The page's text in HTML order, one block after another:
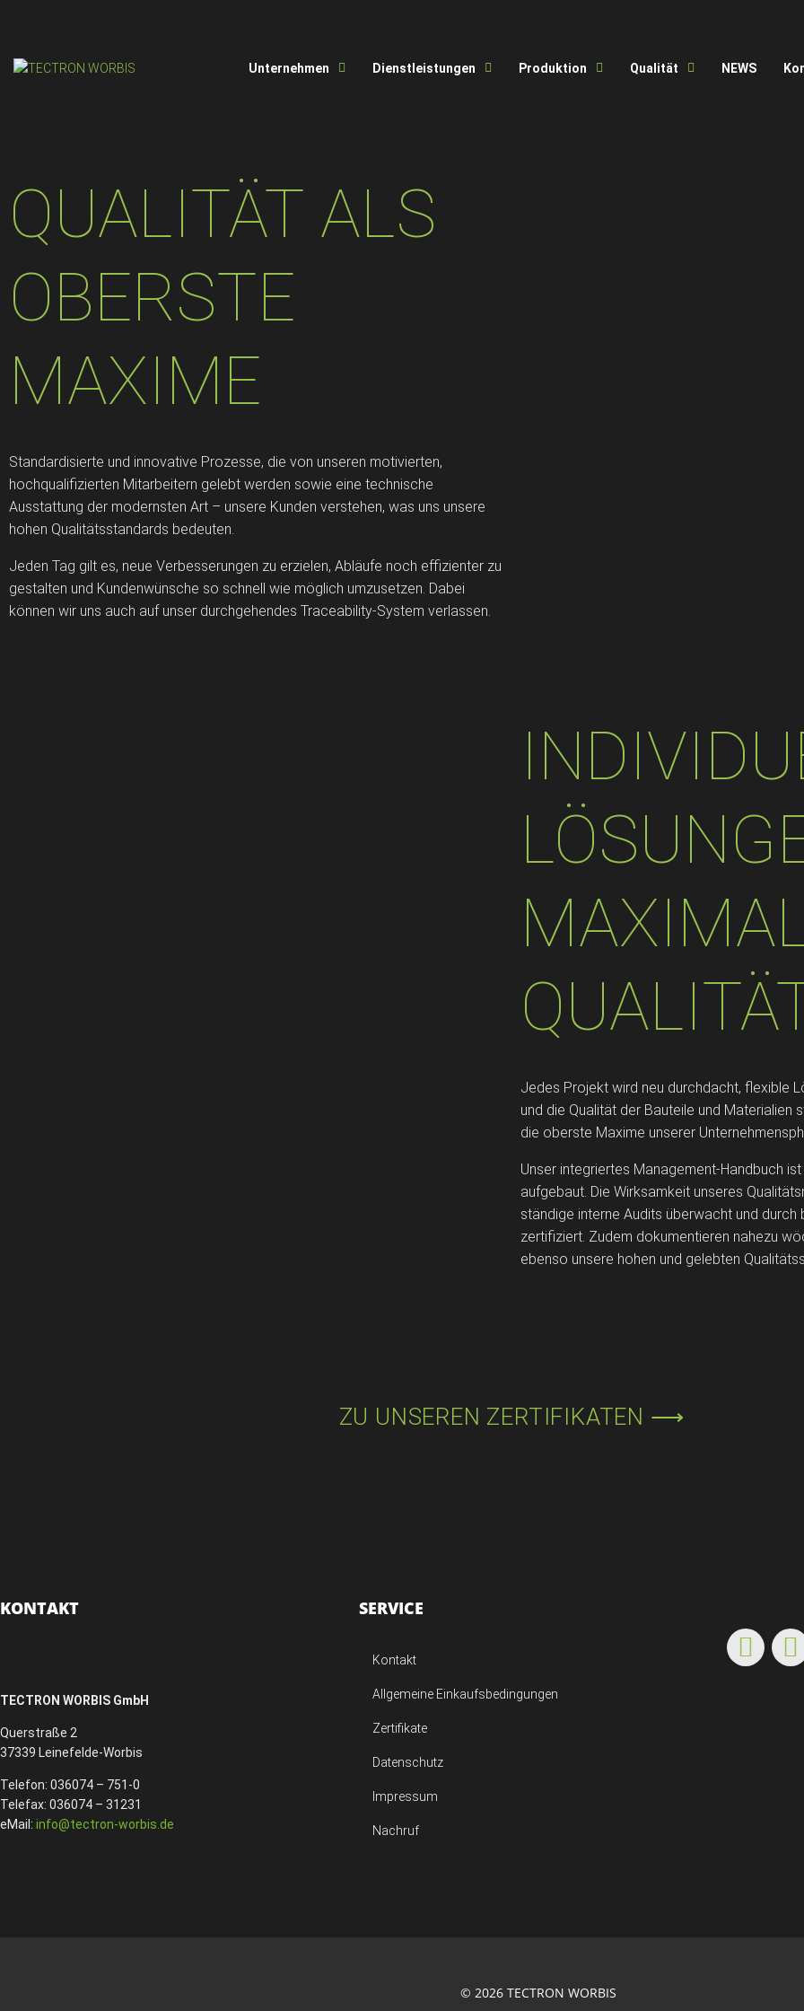
Unternehmen Dienstleistungen Produktion Qualität NEWS
QUALITÄT ALS
OBERSTE
MAXIME
Standardisierte und innovative Prozesse, die von unseren motivierten,
hochqualifizierten Mitarbeitern gelebt werden sowie eine technische
Ausstattung der modernsten Art – unsere Kunden verstehen, was uns unsere
hohen Qualitätsstandards bedeuten.
Jeden Tag gilt es, neue Verbesserungen zu erzielen, Abläufe noch effizienter zu
gestalten und Kundenwünsche so schnell wie möglich umzusetzen. Dabei
können wir uns auch auf unser durchgehendes Traceability-System verlassen.
Jedes Projekt wird neu durchdacht, flexible
und die Qualität der Bauteile und Materialien
die oberste Maxime unserer
Unser integriertes Management-Handbuch
aufgebaut. Die Wirksamkeit unseres
ständige interne Audits überwacht und
zertifiziert. Zudem dokumentieren nahezu
ebenso unsere hohen und gelebten
ZU UNSEREN ZERTIFIKATEN ⟶
KONTAKT
TECTRON WORBIS GmbH
Querstraße 2
37339 Leinefelde-Worbis
Telefon: 036074 – 751-0
Telefax: 036074 – 31231
eMail: info@tectron-worbis.de
SERVICE
Kontakt
Allgemeine Einkaufsbedingungen
Zertifikate
Datenschutz
Impressum
Nachruf
© 2026 TECTRON WORBIS